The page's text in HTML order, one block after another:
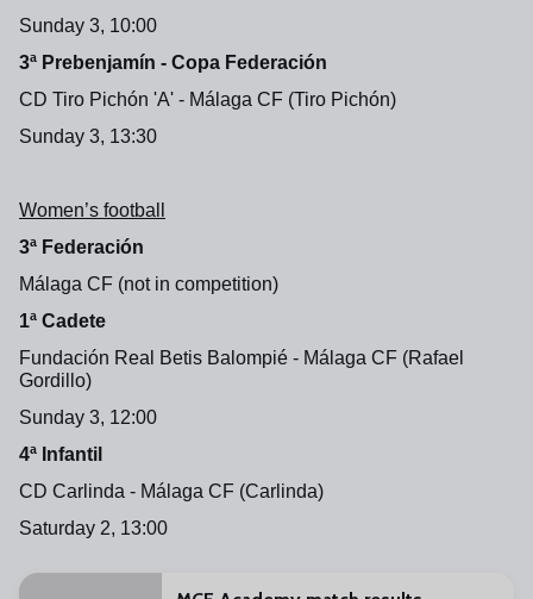
Sunday 3, 10:00
3ª Prebenjamín - Copa Federación
CD Tiro Pichón 'A' - Málaga CF (Tiro Pichón)
Sunday 3, 13:30
Women’s football
3ª Federación
Málaga CF (not in competition)
1ª Cadete
Fundación Real Betis Balompié - Málaga CF (Rafael
Gordillo)
Sunday 3, 12:00
4ª Infantil
CD Carlinda - Málaga CF (Carlinda)
Saturday 2, 13:00